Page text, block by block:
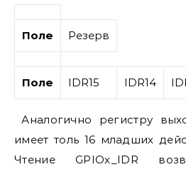
Поле Резерв
Поле IDR15 IDR14
Аналогично регистру
имеет толь 16 младших
Чтение GPIOx_IDR